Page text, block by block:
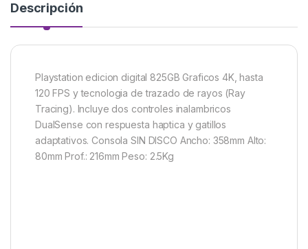
Descripción
Playstation edicion digital 825GB Graficos 4K, hasta
120 FPS y tecnologia de trazado de rayos (Ray
Tracing). Incluye dos controles inalambricos
DualSense con respuesta haptica y gatillos
adaptativos. Consola SIN DISCO Ancho: 358mm Alto:
80mm Prof.: 216mm Peso: 2.5Kg